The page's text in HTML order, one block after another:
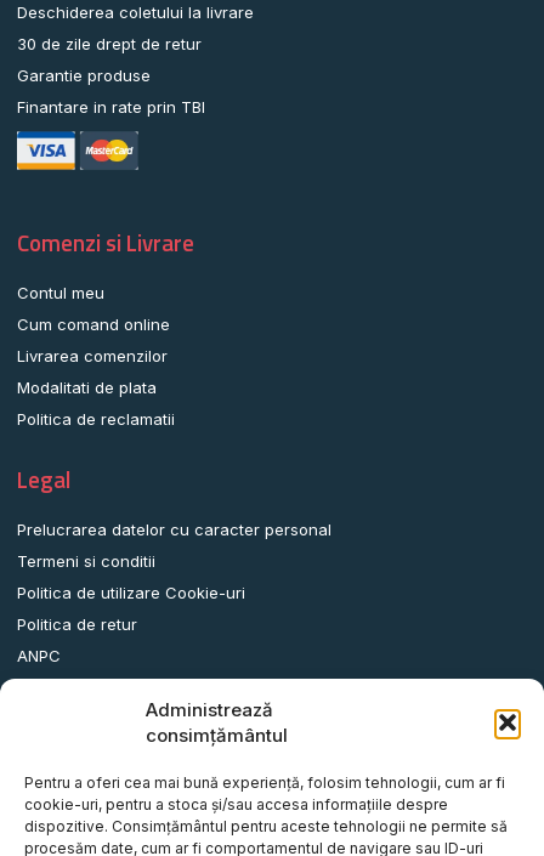
Administrează
consimțământul
Pentru a oferi cea mai bună experiență, folosim tehnologii, cum ar fi
cookie-uri, pentru a stoca și/sau accesa informațiile despre
dispozitive. Consimțământul pentru aceste tehnologii ne permite să
procesăm date, cum ar fi comportamentul de navigare sau ID-uri
Deschiderea coletului la livrare
30 de zile drept de retur
Garantie produse
Finantare in rate prin TBI
Comenzi si Livrare
Contul meu
Cum comand online
Livrarea comenzilor
Modalitati de plata
Politica de reclamatii
Legal
Prelucrarea datelor cu caracter personal
Termeni si conditii
Politica de utilizare Cookie-uri
Politica de retur
ANPC
info@remorci-platforme.ro
0786.720.706